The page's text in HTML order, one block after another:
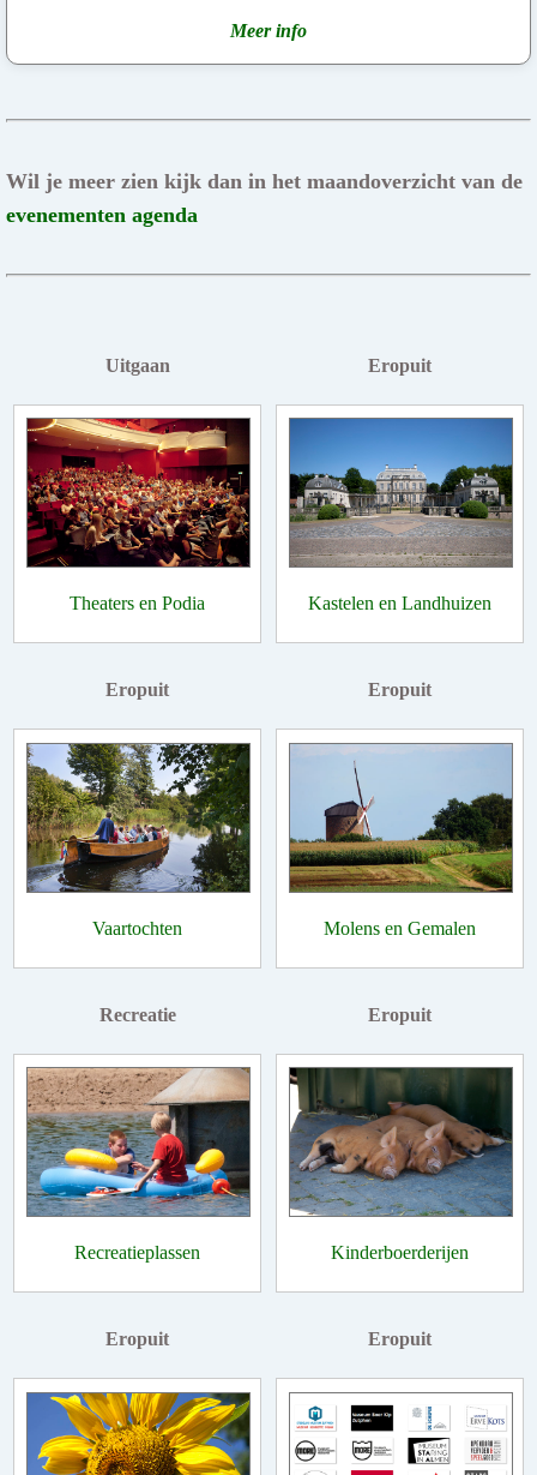
Meer info
Wil je meer zien kijk dan in het maandoverzicht van de
evenementen agenda
Uitgaan
Theaters en Podia
Eropuit
Kastelen en Landhuizen
Eropuit
Vaartochten
Eropuit
Molens en Gemalen
Recreatie
Recreatieplassen
Eropuit
Kinderboerderijen
Eropuit Eropuit